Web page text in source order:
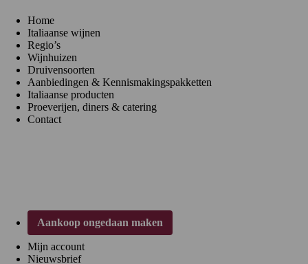
Home
Italiaanse wijnen
Regio’s
Wijnhuizen
Druivensoorten
Aanbiedingen & Kennismakingspakketten
Italiaanse producten
Proeverijen, diners & catering
Contact
Aankoop ongedaan maken
Mijn account
Nieuwsbrief